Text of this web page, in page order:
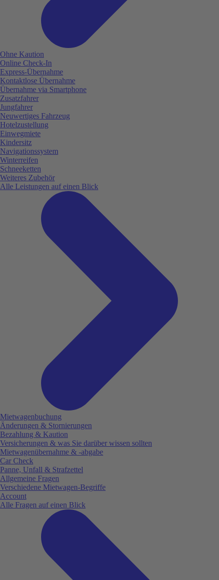
Ohne Kaution
Online Check-In
Express-Übernahme
Kontaktlose Übernahme
Übernahme via Smartphone
Zusatzfahrer
Jungfahrer
Neuwertiges Fahrzeug
Hotelzustellung
Einwegmiete
Kindersitz
Navigationssystem
Winterreifen
Schneeketten
Weiteres Zubehör
Alle Leistungen auf einen Blick
Mietwagenbuchung
Änderungen & Stornierungen
Bezahlung & Kaution
Versicherungen & was Sie darüber wissen sollten
Mietwagenübernahme & -abgabe
Car Check
Panne, Unfall & Strafzettel
Allgemeine Fragen
Verschiedene Mietwagen-Begriffe
Account
Alle Fragen auf einen Blick